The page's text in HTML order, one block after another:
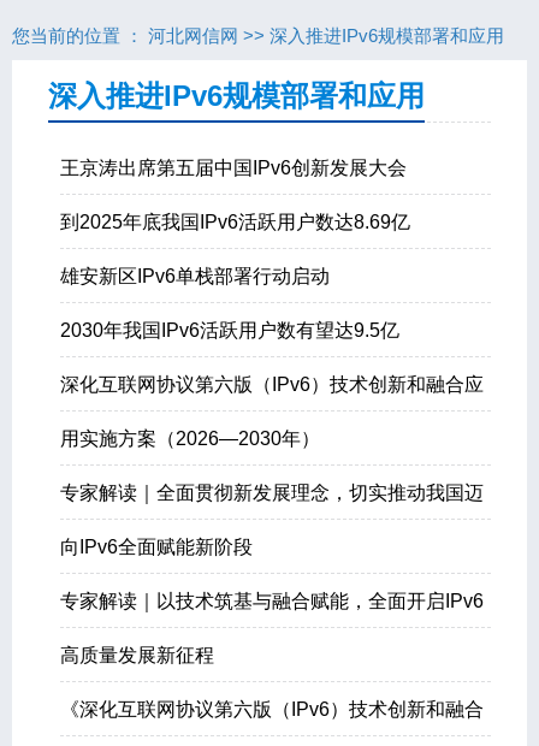
您当前的位置 ： 河北网信网 >> 深入推进IPv6规模部署和应用
深入推进IPv6规模部署和应用
王京涛出席第五届中国IPv6创新发展大会
到2025年底我国IPv6活跃用户数达8.69亿
雄安新区IPv6单栈部署行动启动
2030年我国IPv6活跃用户数有望达9.5亿
深化互联网协议第六版（IPv6）技术创新和融合应
用实施方案（2026—2030年）
专家解读｜全面贯彻新发展理念，切实推动我国迈
向IPv6全面赋能新阶段
专家解读｜以技术筑基与融合赋能，全面开启IPv6
高质量发展新征程
《深化互联网协议第六版（IPv6）技术创新和融合